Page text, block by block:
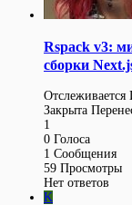
Rspack v3:
сборки
Отслеживается
Закрыта
1
0 Голоса
1 Сообщения
59 Просмотры
Нет ответов
K